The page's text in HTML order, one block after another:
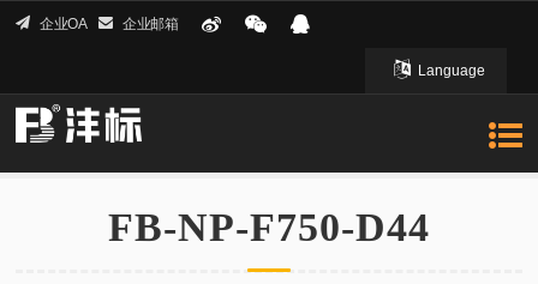
企业OA 企业邮箱
Language
English 英文
FB-NP-F750-D44